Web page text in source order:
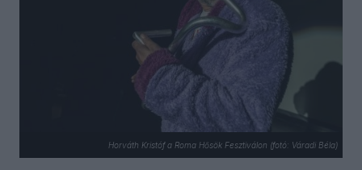
Horváth Kristóf a Roma Hősök Fesztiválon (fotó: Váradi Béla)